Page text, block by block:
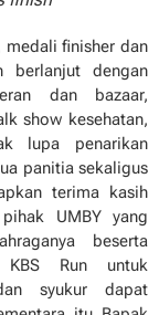
medali finisher dan
berlanjut dengan
dan bazaar,
show kesehatan,
lupa penarikan
panitia sekaligus
terima kasih
UMBY yang
beserta
KBS Run untuk
syukur dapat